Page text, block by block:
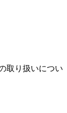
取り扱いについ